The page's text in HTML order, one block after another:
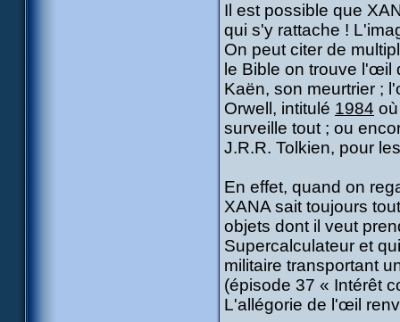
Il est possible que
qui s'y rattache !
On peut citer de
le Bible on trouve l'œil
Kaën, son meurtrier ;
Orwell, intitulé 1984
surveille tout ; ou
J.R.R. Tolkien, pour
En effet, quand on
XANA sait toujours
objets dont il veut
Supercalculateur et
militaire transportant
(épisode 37 « Intérêt
L'allégorie de l'œil